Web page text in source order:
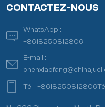
CONTACTEZ-NOUS
WhatsApp :
+8618250812806
E-mail :
Tél :+8618250812806